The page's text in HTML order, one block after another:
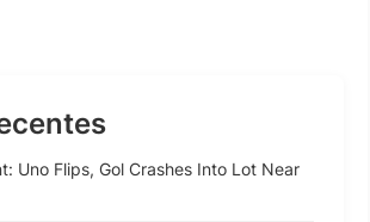
Uno Flips, Gol Crashes Into Lot Near